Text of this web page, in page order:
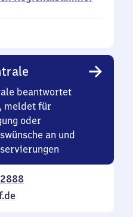
beantwortet
meldet für
oder
an und